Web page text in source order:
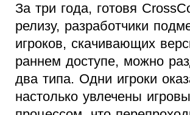
За три года, готовя
релизу, разработчики
игроков, скачивающих
раннем доступе, можно
два типа. Одни игроки
настолько увлечены